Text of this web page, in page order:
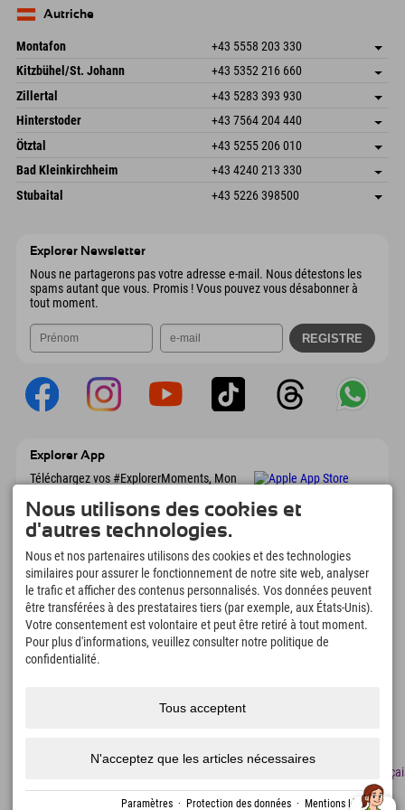
Allemagne
Autriche
Montafon +43 5558 203 330
Dorfstr. 127b
6793 Gaschurn/Montafon
Autriche
Enregistrer l'adresse
Réservation
Kitzbühel/St. Johann +43 5352 216 660
Speckbacherstraße 87
6380 St. Johann in Tirol
Autriche
Enregistrer l'adresse
Informations d'arrivée
Réservation
Zillertal +43 5283 393 930
Schmiedau 2
Autriche
Enregistrer l'adresse
Réservation
Hinterstoder +43 7564 204 440
Freizeitpark 10
4573 Hinterstoder
Autriche
Enregistrer l'adresse
Informations d'arrivée
Réservation
Ötztal +43 5255 206 010
Gscheat 14
Autriche
Enregistrer l'adresse
Réservation
Bad Kleinkirchheim +43 4240 213 330
Dorfstraße 24
9546 Bad Kleinkirchheim
Enregistrer l'adresse
Informations d'arrivée
Stubaital +43 5226 398500
Explorer Newsletter
Nous ne partagerons pas votre adresse e-mail. Nous détestons les
spams autant que vous. Promis ! Vous pouvez vous désabonner à
tout moment.
Explorer App
Téléchargez vos #ExplorerMoments, Mon
réservations, liste de choses à faire, aperçu
des restaurants et bien plus encore.
Téléchargez-le maintenant !
L'heure des moments d'exploration
166
Lacs de montagne et
piscines d'aventure
4.634km
Pistes de ski et de
snowboard
8.991
légales
des
de
durabilité
Nous utilisons des cookies et
d'autres technologies.
Nous et nos partenaires utilisons des cookies et des technologies
similaires pour assurer le fonctionnement de notre site web, analyser
le trafic et afficher des contenus personnalisés. Vos données peuvent
être transférées à des prestataires tiers (par exemple, aux États-Unis).
Votre consentement est volontaire et peut être retiré à tout moment.
Pour plus d'informations, veuillez consulter notre politique de
confidentialité.
Tous acceptent
N'acceptez que les articles nécessaires
Paramètres · Protection des données · Mentions légales